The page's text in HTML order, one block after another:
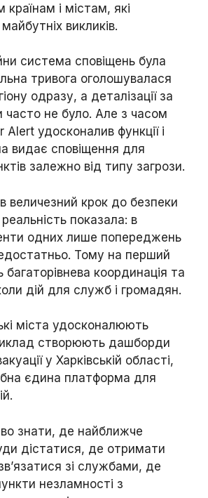
і містам, які
викликів.
система сповіщень була
тривога оголошувалася
одразу, а деталізації за
часто не було. Але з часом
Alert удосконалив функції і
видає сповіщення для
залежно від типу загрози.
величезний крок до безпеки
показала: в
одних лише попереджень
Тому на перший
координація та
дій для служб і громадян.
міста удосконалюють
створюють дашборди
у Харківській області,
єдина платформа для
знати, де найближче
дістатися, де отримати
зі службами, де
незламності з